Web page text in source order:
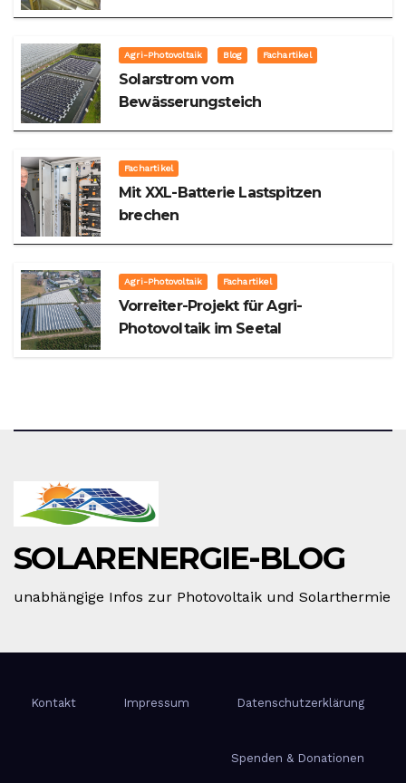
Agri-Photovoltaik Blog Fachartikel
Solarstrom vom
Bewässerungsteich
Fachartikel
Mit XXL-Batterie Lastspitzen
brechen
Agri-Photovoltaik Fachartikel
Vorreiter-Projekt für Agri-
Photovoltaik im Seetal
SOLARENERGIE-BLOG
unabhängige Infos zur Photovoltaik und Solarthermie
Kontakt Impressum Datenschutzerklärung
Spenden & Donationen